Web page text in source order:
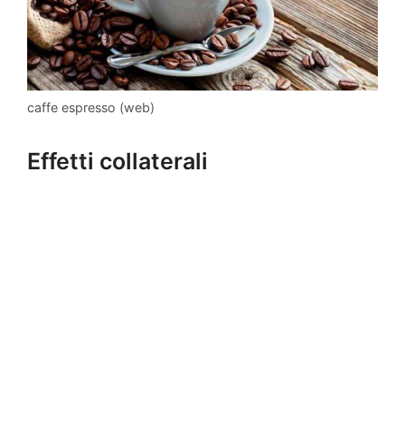
caffe espresso (web)
Effetti collaterali